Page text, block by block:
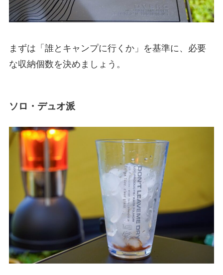
まずは「誰とキャンプに行くか」を基準に、必要
な収納個数を決めましょう。
ソロ・デュオ派